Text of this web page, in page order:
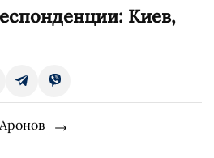
Киев,